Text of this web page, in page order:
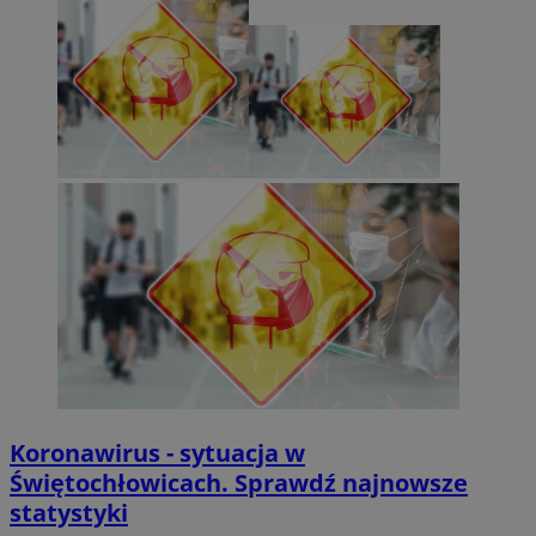
Koronawirus - sytuacja w
Świętochłowicach. Sprawdź najnowsze
statystyki